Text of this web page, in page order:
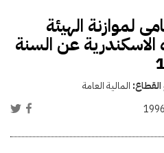
لموازنة الهيئة
الاسكندرية عن السنة
المالية العامة
1996